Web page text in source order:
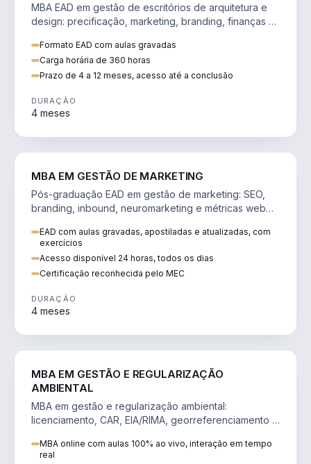
MBA EAD em gestão de escritórios de arquitetura e
design: precificação, marketing, branding, finanças e
Formato EAD com aulas gravadas
Carga horária de 360 horas
Prazo de 4 a 12 meses, acesso até a conclusão
DURAÇÃO
4 meses
MBA EM GESTÃO DE MARKETING
Pós-graduação EAD em gestão de marketing: SEO,
branding, inbound, neuromarketing e métricas web
EAD com aulas gravadas, apostiladas e atualizadas, com
exercícios
Acesso disponível 24 horas, todos os dias
Certificação reconhecida pelo MEC
DURAÇÃO
4 meses
MBA EM GESTÃO E REGULARIZAÇÃO
AMBIENTAL
MBA em gestão e regularização ambiental:
licenciamento, CAR, EIA/RIMA, georreferenciamento e
MBA online com aulas 100% ao vivo, interação em tempo
real